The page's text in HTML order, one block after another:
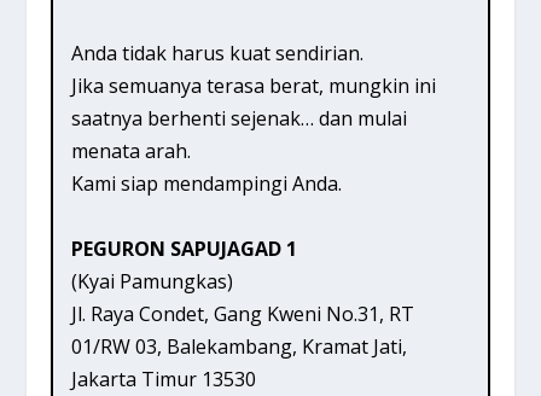
Anda tidak harus kuat sendirian.
Jika semuanya terasa berat, mungkin ini
saatnya berhenti sejenak… dan mulai
menata arah.
Kami siap mendampingi Anda.
PEGURON SAPUJAGAD 1
(Kyai Pamungkas)
Jl. Raya Condet, Gang Kweni No.31, RT
01/RW 03, Balekambang, Kramat Jati,
Jakarta Timur 13530